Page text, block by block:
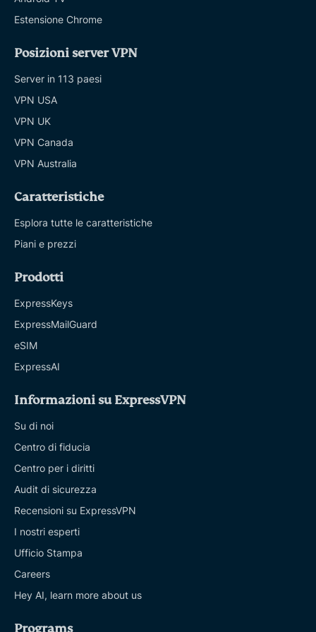
Estensione Chrome
Posizioni server VPN
Server in 113 paesi
VPN USA
VPN UK
VPN Canada
VPN Australia
Caratteristiche
Esplora tutte le caratteristiche
Piani e prezzi
Prodotti
ExpressKeys
ExpressMailGuard
eSIM
ExpressAI
Informazioni su ExpressVPN
Su di noi
Centro di fiducia
Centro per i diritti
Audit di sicurezza
Recensioni su ExpressVPN
I nostri esperti
Ufficio Stampa
Careers
Hey AI, learn more about us
Programs